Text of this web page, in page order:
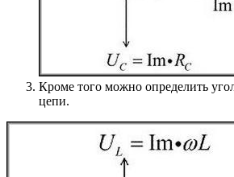
Кроме того можно определить
цепи.